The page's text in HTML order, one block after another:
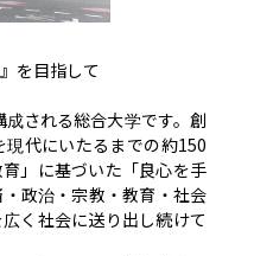
を目指して
される総合大学です。創
代にいたるまでの約150
」に基づいた「良心を手
政治・宗教・教育・社会
く社会に送り出し続けて